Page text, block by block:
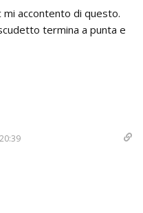
accontento di questo.
termina a punta e